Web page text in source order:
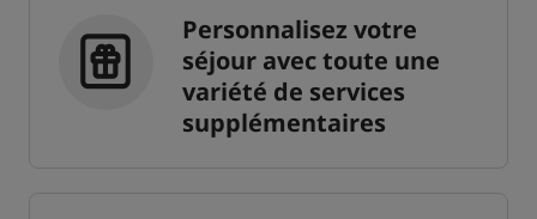
Personnalisez votre
séjour avec toute une
variété de services
supplémentaires